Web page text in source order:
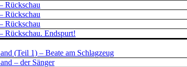
Rückschau
Rückschau
Rückschau
Rückschau. Endspurt!
(Teil 1) – Beate am Schlagzeug
– der Sänger